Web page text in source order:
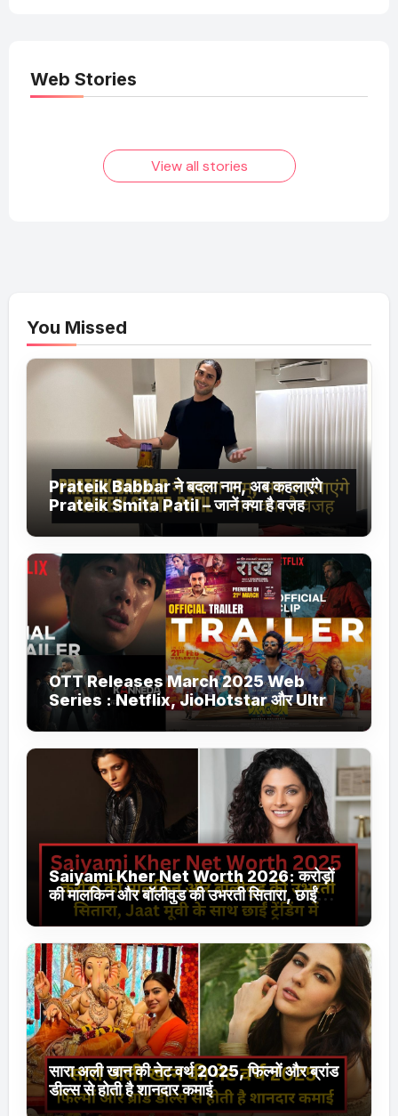
Web Stories
Elvish Yadav: एक
आम लड़के से यूट्यूबर
फिल्मों का जादू और उनका
View all stories
You Missed
Prateik Babbar ने बदला नाम, अब कहलाएंगे
Prateik Smita Patil – जानें क्या है वजह
OTT Releases March 2025 Web
Series : Netflix, JioHotstar और Ultra
Jhakaas पर नई वेब सीरीज और फिल्में
Saiyami Kher Net Worth 2026: करोड़ों
की मालकिन और बॉलीवुड की उभरती सितारा, छाईं
ट्रेंडिंग में
सारा अली खान की नेट वर्थ 2025, फिल्मों और ब्रांड
डील्स से होती है शानदार कमाई